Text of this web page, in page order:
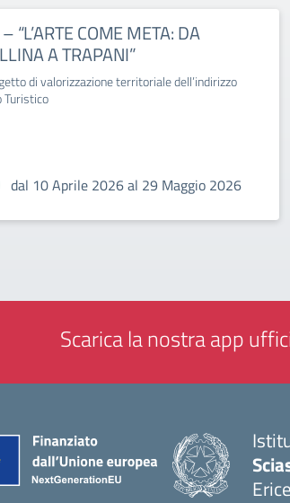
“L’ARTE COME META: DA
A TRAPANI”
di valorizzazione territoriale dell’indirizzo
Turistico
dal 10 Aprile 2026 al 29 Maggio 2026
Scarica la nostra app